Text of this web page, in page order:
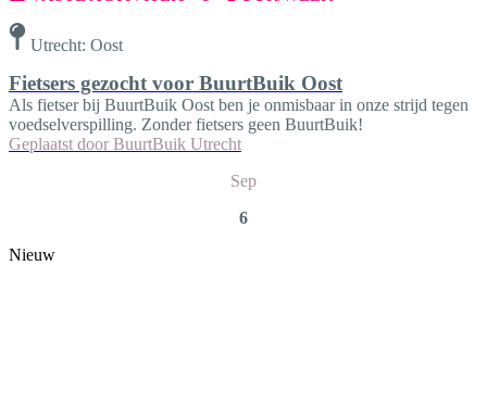
Utrecht: Oost
Fietsers gezocht voor BuurtBuik Oost
Als fietser bij BuurtBuik Oost ben je onmisbaar in onze strijd tegen
voedselverspilling. Zonder fietsers geen BuurtBuik!
Geplaatst door BuurtBuik Utrecht
Sep
6
Nieuw